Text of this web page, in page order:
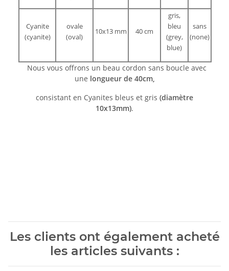
Cyanite
(cyanite)
ovale
(oval)
10x13 mm 40 cm
gris,
bleu
(grey,
blue)
sans
(none)
Nous vous offrons un beau cordon sans boucle avec
une longueur de 40cm,
consistant en Cyanites bleus et gris (diamètre
10x13mm).
Les clients ont également acheté
les articles suivants :